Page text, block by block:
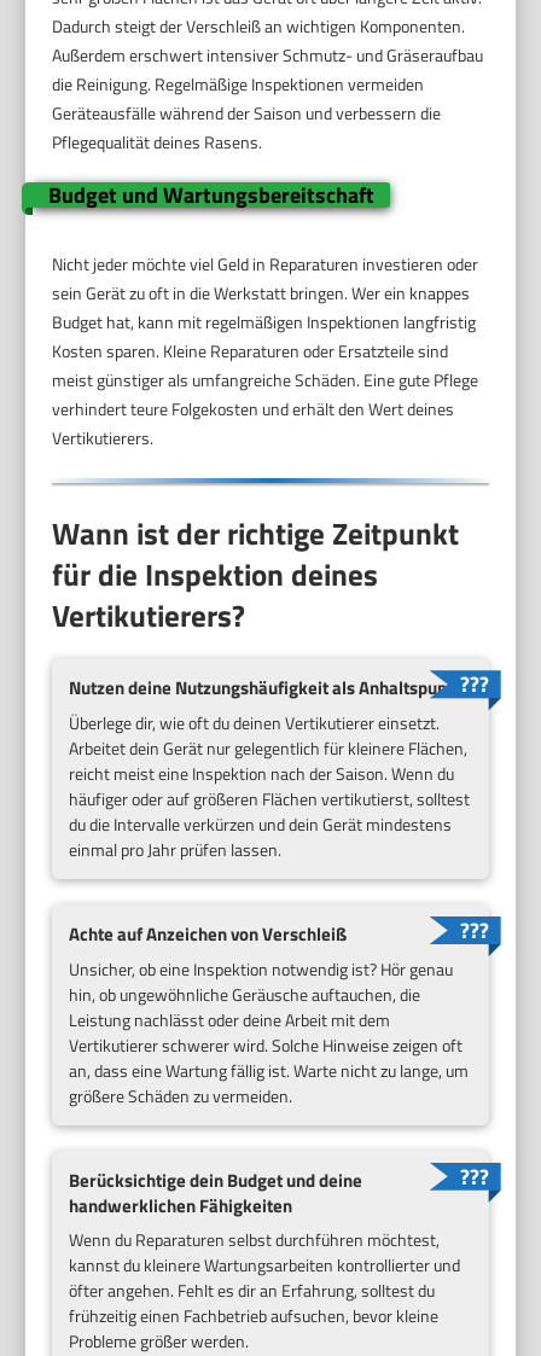
Dadurch steigt der Verschleiß an wichtigen Komponenten.
Außerdem erschwert intensiver Schmutz- und Gräseraufbau
die Reinigung. Regelmäßige Inspektionen vermeiden
Geräteausfälle während der Saison und verbessern die
Pflegequalität deines Rasens.
Budget und Wartungsbereitschaft
Nicht jeder möchte viel Geld in Reparaturen investieren oder
sein Gerät zu oft in die Werkstatt bringen. Wer ein knappes
Budget hat, kann mit regelmäßigen Inspektionen langfristig
Kosten sparen. Kleine Reparaturen oder Ersatzteile sind
meist günstiger als umfangreiche Schäden. Eine gute Pflege
verhindert teure Folgekosten und erhält den Wert deines
Vertikutierers.
Wann ist der richtige Zeitpunkt
für die Inspektion deines
Vertikutierers?
Nutzen deine Nutzungshäufigkeit als Anhaltspunkt
Überlege dir, wie oft du deinen Vertikutierer einsetzt.
Arbeitet dein Gerät nur gelegentlich für kleinere Flächen,
reicht meist eine Inspektion nach der Saison. Wenn du
häufiger oder auf größeren Flächen vertikutierst, solltest
du die Intervalle verkürzen und dein Gerät mindestens
einmal pro Jahr prüfen lassen.
Achte auf Anzeichen von Verschleiß
Unsicher, ob eine Inspektion notwendig ist? Hör genau
hin, ob ungewöhnliche Geräusche auftauchen, die
Leistung nachlässt oder deine Arbeit mit dem
Vertikutierer schwerer wird. Solche Hinweise zeigen oft
an, dass eine Wartung fällig ist. Warte nicht zu lange, um
größere Schäden zu vermeiden.
Berücksichtige dein Budget und deine
handwerklichen Fähigkeiten
Wenn du Reparaturen selbst durchführen möchtest,
kannst du kleinere Wartungsarbeiten kontrollierter und
öfter angehen. Fehlt es dir an Erfahrung, solltest du
frühzeitig einen Fachbetrieb aufsuchen, bevor kleine
Probleme größer werden.